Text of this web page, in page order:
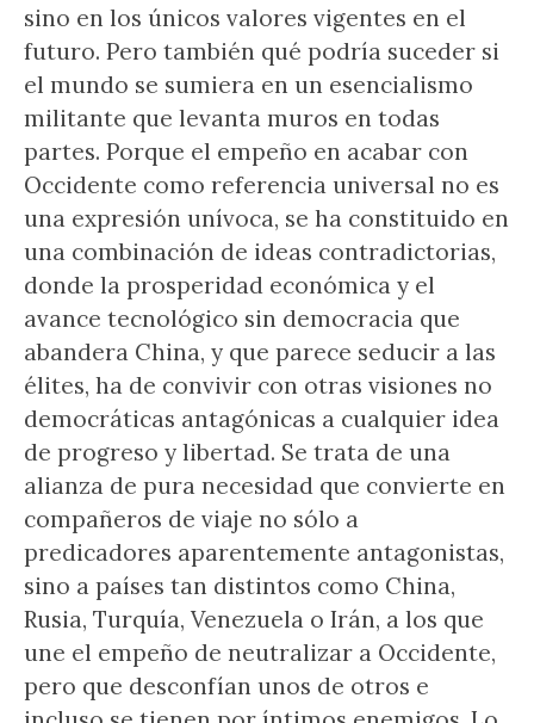
sino en los únicos valores vigentes en el
futuro. Pero también qué podría suceder si
el mundo se sumiera en un esencialismo
militante que levanta muros en todas
partes. Porque el empeño en acabar con
Occidente como referencia universal no es
una expresión unívoca, se ha constituido en
una combinación de ideas contradictorias,
donde la prosperidad económica y el
avance tecnológico sin democracia que
abandera China, y que parece seducir a las
élites, ha de convivir con otras visiones no
democráticas antagónicas a cualquier idea
de progreso y libertad. Se trata de una
alianza de pura necesidad que convierte en
compañeros de viaje no sólo a
predicadores aparentemente antagonistas,
sino a países tan distintos como China,
Rusia, Turquía, Venezuela o Irán, a los que
une el empeño de neutralizar a Occidente,
pero que desconfían unos de otros e